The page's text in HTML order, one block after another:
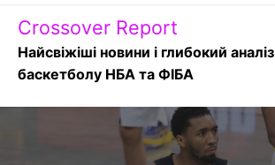
Skip
content
Crossover Report
Найсвіжіші новини і глибокий аналіз
баскетболу НБА та ФІБА